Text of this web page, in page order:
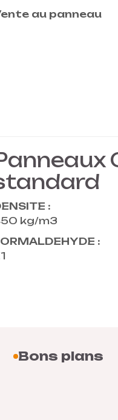
au panneau
:
kg/m3
:
Bons plans